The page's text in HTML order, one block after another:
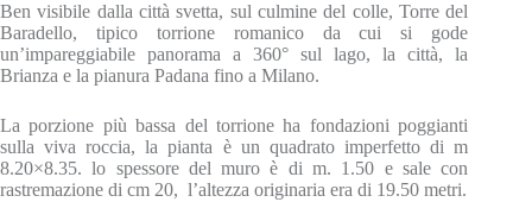
Ben visibile dalla città svetta, sul culmine del colle, Torre del
Baradello, tipico torrione romanico da cui si gode
un’impareggiabile panorama a 360° sul lago, la città, la
Brianza e la pianura Padana fino a Milano.
La porzione più bassa del torrione ha fondazioni poggianti
sulla viva roccia, la pianta è un quadrato imperfetto di m
8.20×8.35. lo spessore del muro è di m. 1.50 e sale con
rastremazione di cm 20, l’altezza originaria era di 19.50 metri.